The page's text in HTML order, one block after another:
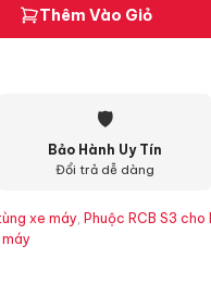
Thêm Vào Giỏ
🛡
Bảo Hành Uy Tín
Đổi trả dễ dàng
xe máy, Phuộc RCB S3
máy